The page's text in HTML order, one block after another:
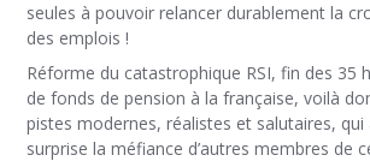
seules à pouvoir relancer durablement la
des emplois !
Réforme du catastrophique RSI, fin des 35
de fonds de pension à la française, voilà
pistes modernes, réalistes et salutaires,
surprise la méfiance d’autres membres de